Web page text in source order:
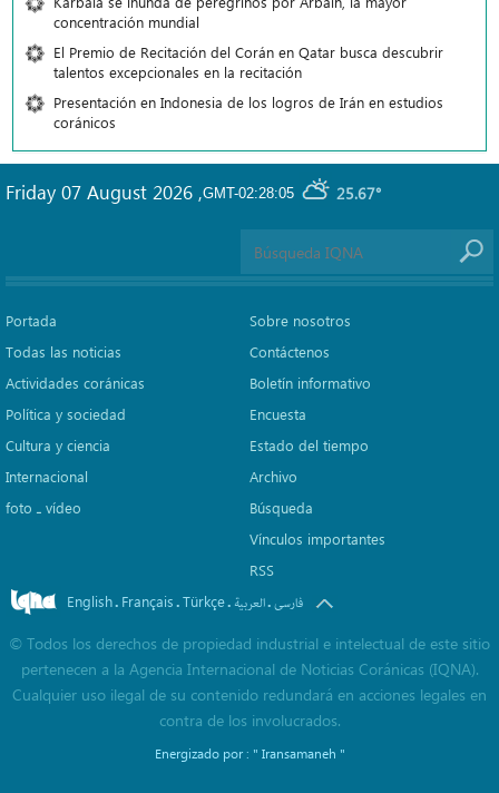
concentración mundial
El Premio de Recitación del Corán en Qatar busca descubrir
talentos excepcionales en la recitación
Presentación en Indonesia de los logros de Irán en estudios
coránicos
GMT-02:28:05 25.67°
Friday 07 August 2026 ,
Portada
Todas las noticias
Actividades coránicas
Política y sociedad
Cultura y ciencia
Internacional
foto ـ vídeo
Sobre nosotros
Contáctenos
Boletín informativo
Encuesta
Estado del tiempo
Archivo
Búsqueda
Vínculos importantes
RSS
English. Français.Türkçe. العربیة.فارسی
© Todos los derechos de propiedad industrial e intelectual de este sitio
pertenecen a la Agencia Internacional de Noticias Coránicas (IQNA).
Cualquier uso ilegal de su contenido redundará en acciones legales en
contra de los involucrados.
Energizado por : " Iransamaneh "